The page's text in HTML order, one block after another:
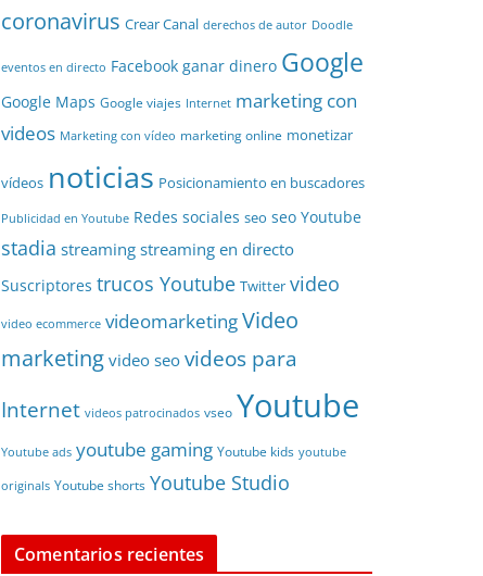
coronavirus Crear Canal derechos de autor Doodle
eventos en directo Facebook ganar dinero Google
Google Maps Google viajes Internet marketing con
videos Marketing con vídeo marketing online monetizar
vídeos noticias Posicionamiento en buscadores
Publicidad en Youtube Redes sociales seo seo Youtube
stadia streaming streaming en directo
Suscriptores trucos Youtube Twitter video
video ecommerce videomarketingVideo
marketing video seo videos para
Internet videos patrocinados vseo Youtube
Youtube ads youtube gaming Youtube kids youtube
originals Youtube shorts Youtube Studio
Comentarios recientes